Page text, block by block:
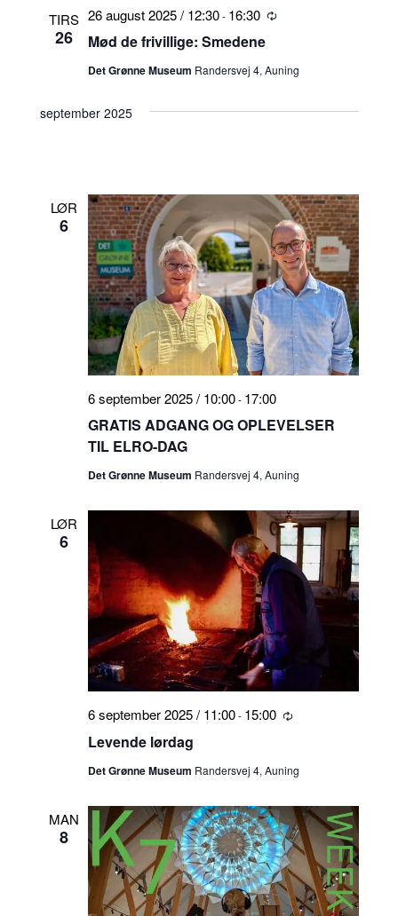
TIRS
26 Mød de frivillige: Smedene
26 august 2025 / 12:30- 16:30 Tilbagevendende
Det Grønne Museum Randersvej 4, Auning
september 2025
LØR
6
GRATIS ADGANG OG OPLEVELSER
TIL ELRO-DAG
6 september 2025 / 10:00- 17:00
Det Grønne Museum Randersvej 4, Auning
LØR
6
Levende lørdag
6 september 2025 / 11:00- 15:00 Tilbagevendende
Det Grønne Museum Randersvej 4, Auning
MAN
8